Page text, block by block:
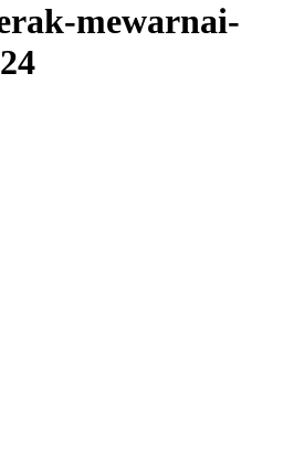
mewarnai-